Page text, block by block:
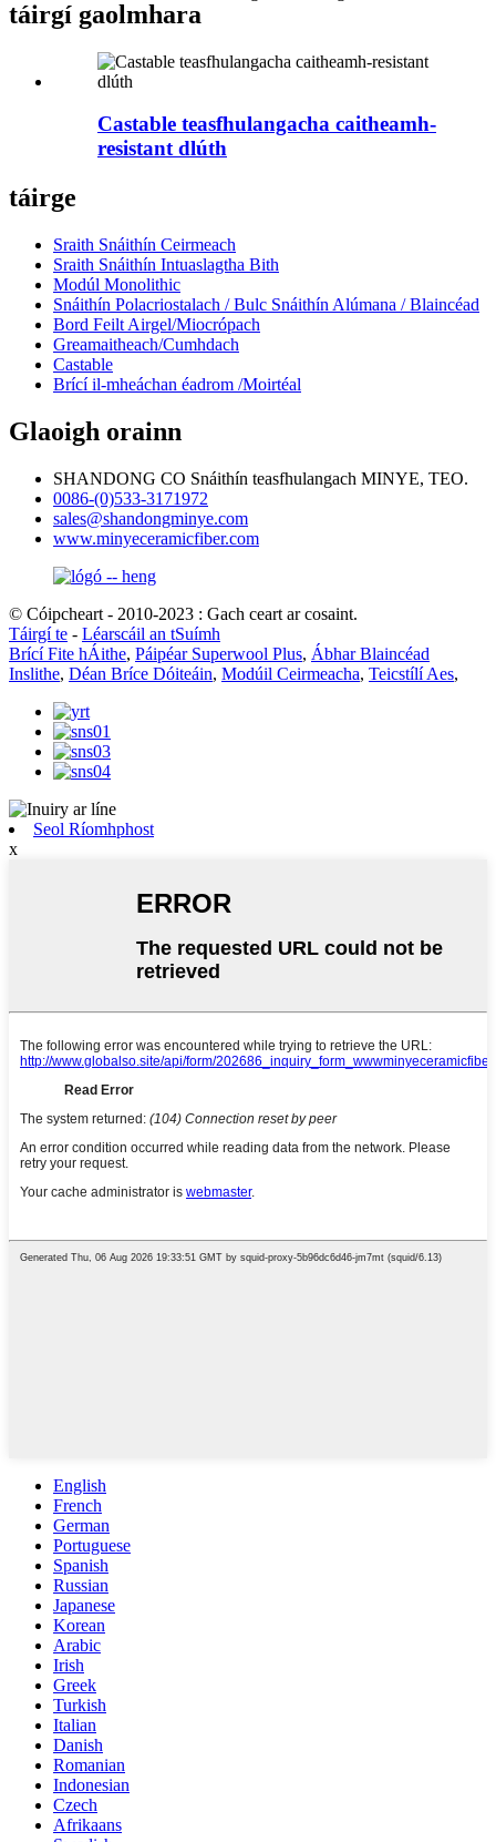
táirgí gaolmhara
Castable teasfhulangacha caitheamh-
resistant dlúth
táirge
Sraith Snáithín Ceirmeach
Sraith Snáithín Intuaslagtha Bith
Modúl Monolithic
Snáithín Polacriostalach / Bulc Snáithín Alúmana / Blaincéad
Bord Feilt Airgel/Miocrópach
Greamaitheach/Cumhdach
Castable
Brící il-mheáchan éadrom /Moirtéal
Glaoigh orainn
SHANDONG CO Snáithín teasfhulangach MINYE, TEO.
0086-(0)533-3171972
sales@shandongminye.com
www.minyeceramicfiber.com
© Cóipcheart - 2010-2023 : Gach ceart ar cosaint.
Táirgí te - Léarscáil an tSuímh
Brící Fite hÁithe, Páipéar Superwool Plus, Ábhar Blaincéad
Inslithe, Déan Bríce Dóiteáin, Modúil Ceirmeacha, Teicstílí Aes,
Seol Ríomhphost
x
English
French
German
Portuguese
Spanish
Russian
Japanese
Korean
Arabic
Irish
Greek
Turkish
Italian
Danish
Romanian
Indonesian
Czech
Afrikaans